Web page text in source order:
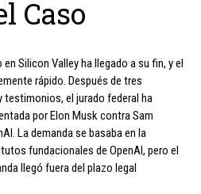
Caso
Silicon Valley ha llegado a su fin, y el
rápido. Después de tres
testimonios, el jurado federal ha
por Elon Musk contra Sam
La demanda se basaba en la
fundacionales de OpenAI, pero el
llegó fuera del plazo legal